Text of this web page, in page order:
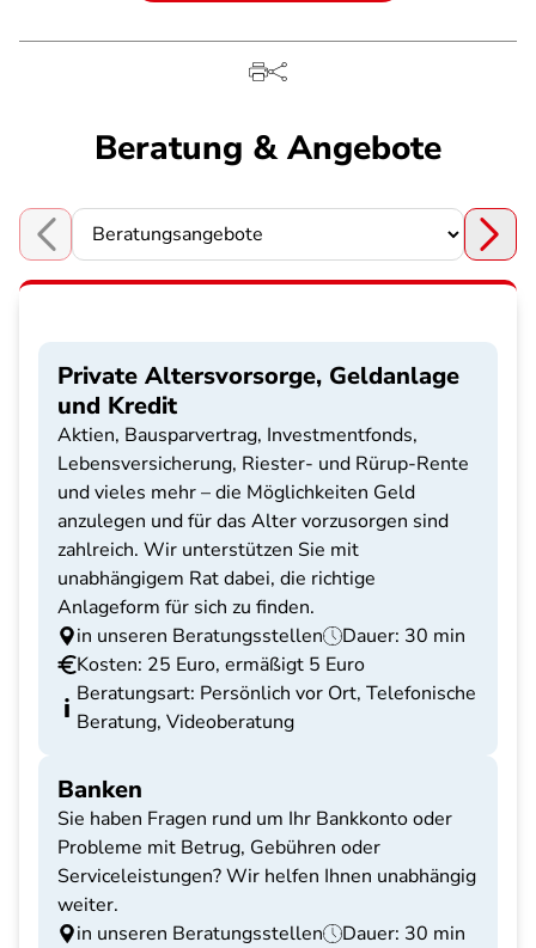
Beratung & Angebote
Choose a section
Private Altersvorsorge, Geldanlage
und Kredit
Aktien, Bausparvertrag, Investmentfonds,
Lebensversicherung, Riester- und Rürup-Rente
und vieles mehr – die Möglichkeiten Geld
anzulegen und für das Alter vorzusorgen sind
zahlreich. Wir unterstützen Sie mit
unabhängigem Rat dabei, die richtige
Anlageform für sich zu finden.
in unseren Beratungsstellen
Dauer: 30 min
Kosten: 25 Euro, ermäßigt 5 Euro
Beratungsart: Persönlich vor Ort, Telefonische
Beratung, Videoberatung
Banken
Sie haben Fragen rund um Ihr Bankkonto oder
Probleme mit Betrug, Gebühren oder
Serviceleistungen? Wir helfen Ihnen unabhängig
weiter.
in unseren Beratungsstellen
Dauer: 30 min